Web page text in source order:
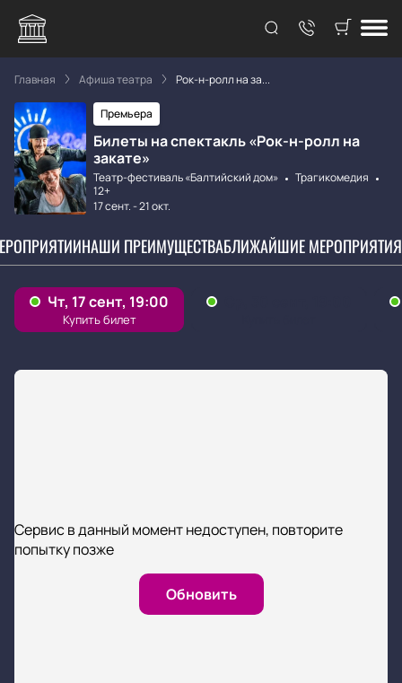
Главная Афиша театра Рок-н-ролл на за...
Премьера
Билеты на спектакль «Рок-н-ролл на
закате»
Театр-фестиваль «Балтийский дом»
Трагикомедия
12+
17 сент.-21 окт.
НАШИ ПРЕИМУЩЕСТВАБЛИЖАЙШИЕ МЕРОПРИЯТИЯ
Сервис в данный момент недоступен, повторите
попытку позже
Обновить